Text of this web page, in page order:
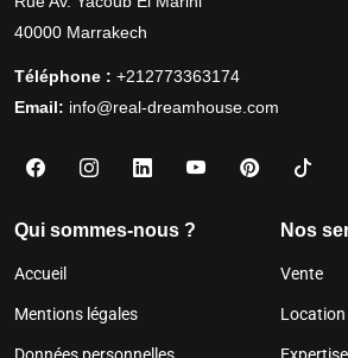
40000 Marrakech
Téléphone : +212773363174
Email: info@real-dreamhouse.com
Qui sommes-nous ?
Accueil
Mentions légales
Données personnelles
Nos
Vente
Location